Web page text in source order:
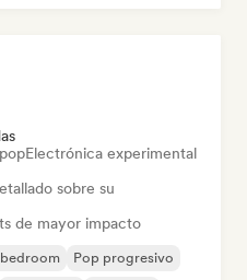
Electrónica experimental
sobre su
de mayor impacto
Pop progresivo